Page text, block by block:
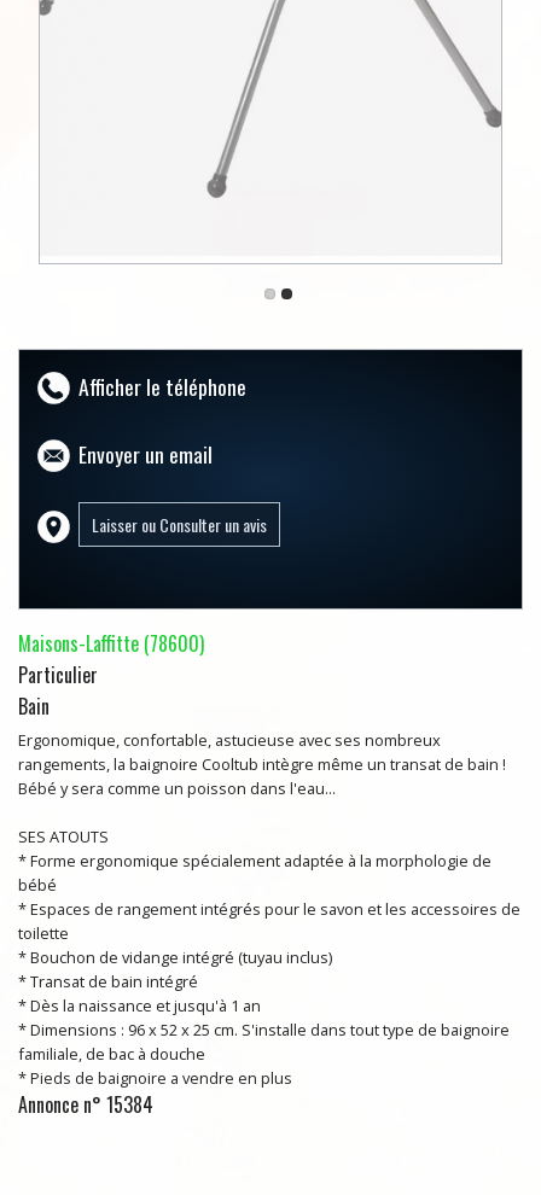
Afficher le téléphone
Envoyer un email
Maisons-Laffitte (78600)
Particulier
Bain
Ergonomique, confortable, astucieuse avec ses nombreux
rangements, la baignoire Cooltub intègre même un transat de bain !
Bébé y sera comme un poisson dans l'eau...
SES ATOUTS
* Forme ergonomique spécialement adaptée à la morphologie de
bébé
* Espaces de rangement intégrés pour le savon et les accessoires de
toilette
* Bouchon de vidange intégré (tuyau inclus)
* Transat de bain intégré
* Dès la naissance et jusqu'à 1 an
* Dimensions : 96 x 52 x 25 cm. S'installe dans tout type de baignoire
familiale, de bac à douche
* Pieds de baignoire a vendre en plus
Annonce n° 15384